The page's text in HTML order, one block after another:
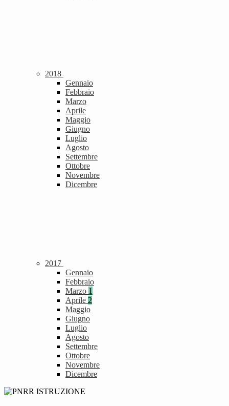
2018
Gennaio
Febbraio
Marzo
Aprile
Maggio
Giugno
Luglio
Agosto
Settembre
Ottobre
Novembre
Dicembre
2017
Gennaio
Febbraio
Marzo 1
Aprile 2
Maggio
Giugno
Luglio
Agosto
Settembre
Ottobre
Novembre
Dicembre